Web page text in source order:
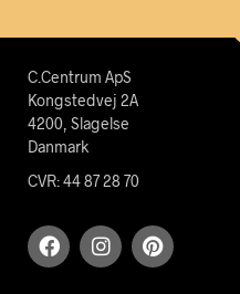
C.Centrum ApS
Kongstedvej 2A
4200, Slagelse
Danmark
CVR: 44 87 28 70